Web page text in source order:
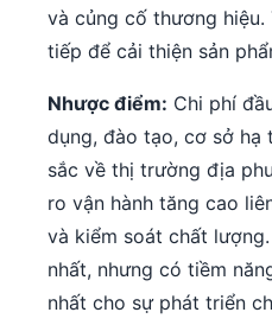
và củng cố thương
tiếp để cải thiện sản
Nhược điểm: Chi phí
dụng, đào tạo, cơ sở hạ
sắc về thị trường địa
ro vận hành tăng cao
và kiểm soát chất
nhất, nhưng có tiềm
nhất cho sự phát triển